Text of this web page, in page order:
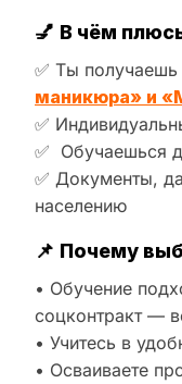
💅 В чём
✅ Ты
маникюра» и
✅
✅ Обучаешься
✅ Документы,
населению
📌 Почему
• Обучение
соцконтракт —
• Учитесь в
• Осваиваете